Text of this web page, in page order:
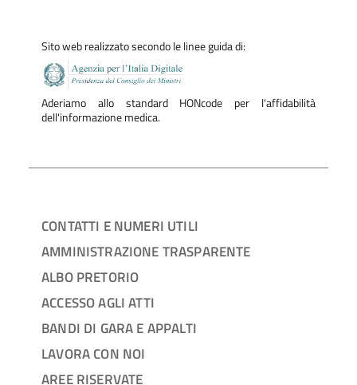
Sito web realizzato secondo le linee guida di:
Aderiamo allo standard HONcode per l'affidabilità
dell'informazione medica.
CONTATTI E NUMERI UTILI
AMMINISTRAZIONE TRASPARENTE
ALBO PRETORIO
ACCESSO AGLI ATTI
BANDI DI GARA E APPALTI
LAVORA CON NOI
AREE RISERVATE